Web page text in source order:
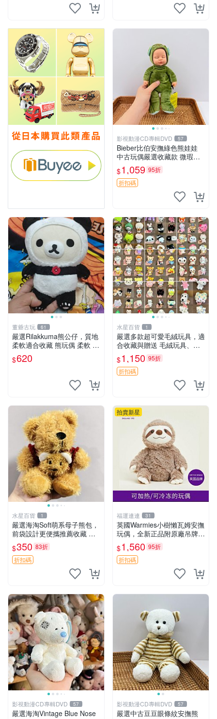
影視動漫CD專輯DVD 57
Bieber比伯安撫綠色熊娃娃
中古玩偶嚴選收藏款 微瑕輕
度使用 Bieber綠熊娃娃 中古
玩偶 微瑕
$1,059 95折
折扣碼
董爺古玩 61
嚴選Rilakkuma熊公仔，質地
柔軟適合收藏 熊玩偶 柔軟 公
仔 收藏
$620
水星百貨 1
嚴選多款超可愛毛絨玩具，適
合收藏與贈送 毛絨玩具、抱
枕、公仔
$1,150 95折
折扣碼
水星百貨 1
嚴選海淘Soft萌系母子熊包，
前袋設計更便攜推薦收藏 母
子熊 軟綿綿 包包
$350 83折
折扣碼
拍賣新星
福運連連 31
英國Warmies小樹懶瓦姆安撫
玩偶，全新正品附原廠吊牌與
防塵袋，內藏薰衣草可加熱，
適合各個年齡層，冷暖兩用享
受抱抱樂趣，不容錯過嚴選好
$1,560 95折
折扣碼
影視動漫CD專輯DVD 57
嚴選海淘Vintage Blue Nose
影視動漫CD專輯DVD 57
嚴選中古豆豆眼條紋安撫熊